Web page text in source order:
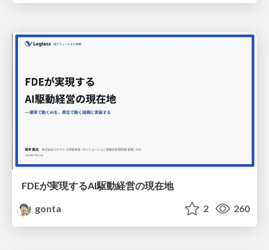
FDEが実現するAI駆動経営の現在地
gonta
2 260